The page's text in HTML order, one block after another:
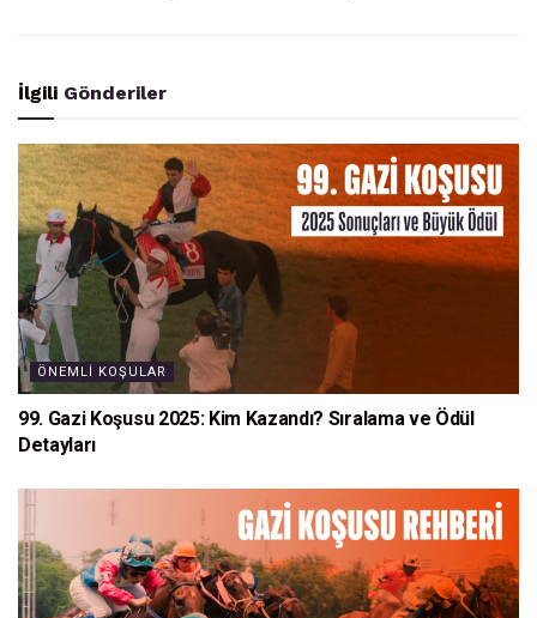
İlgili Gönderiler
ÖNEMLI KOŞULAR
99. Gazi Koşusu 2025: Kim Kazandı? Sıralama ve Ödül
Detayları